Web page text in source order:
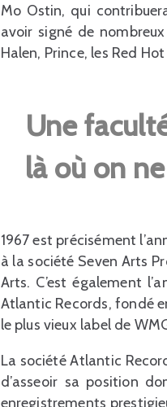
Mo Ostin, qui
avoir signé de
Halen, Prince, les Red
Une
là où on
1967 est précisément
à la société Seven Arts
Arts. C’est également
Atlantic Records, fondé
le plus vieux label de
La société Atlantic
d’asseoir sa position
enregistrements